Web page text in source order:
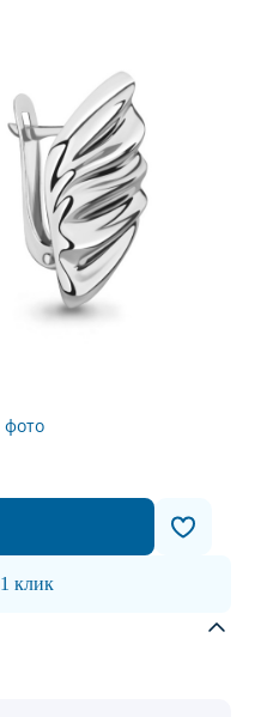
фото
клик